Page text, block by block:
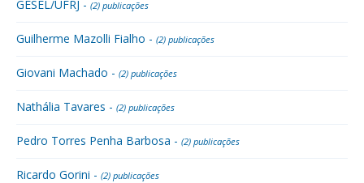
GESEL/UFRJ - (2) publicações
Guilherme Mazolli Fialho - (2) publicações
Giovani Machado - (2) publicações
Nathália Tavares - (2) publicações
Pedro Torres Penha Barbosa - (2) publicações
Ricardo Gorini - (2) publicações